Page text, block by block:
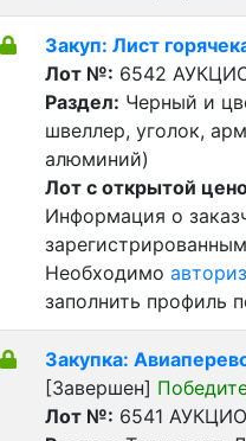
Закуп: Лист
Лот №: 6542
Раздел: Черный и
швеллер, уголок,
алюминий)
Лот с открытой
Информация о
Необходимо
заполнить профиль
Закупка:
[Завершен]
Лот №: 6541